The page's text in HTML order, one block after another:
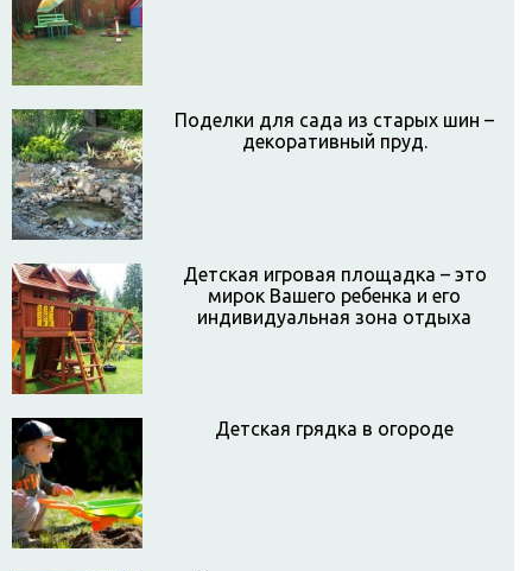
Поделки для сада из старых шин –
декоративный пруд.
Детская игровая площадка – это
мирок Вашего ребенка и его
индивидуальная зона отдыха
Детская грядка в огороде